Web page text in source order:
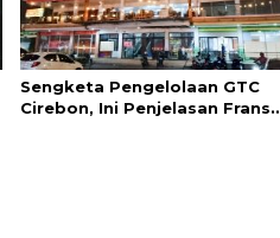
Sengketa Pengelolaan GTC
Cirebon, Ini Penjelasan Frans